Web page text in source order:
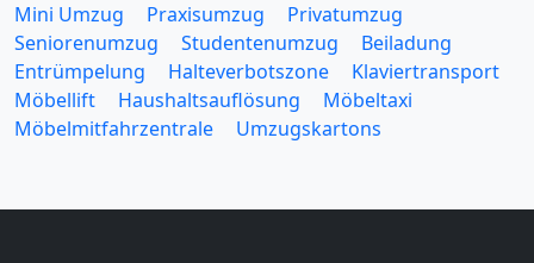
Mini Umzug
Praxisumzug
Privatumzug
Seniorenumzug
Studentenumzug
Beiladung
Entrümpelung
Halteverbotszone
Klaviertransport
Möbellift
Haushaltsauflösung
Möbeltaxi
Möbelmitfahrzentrale
Umzugskartons